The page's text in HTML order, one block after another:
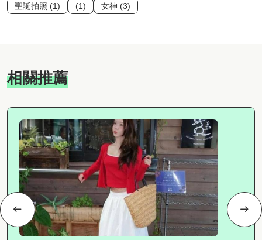
聖誕拍照 (1)
(1) 女神 (3)
相關推薦